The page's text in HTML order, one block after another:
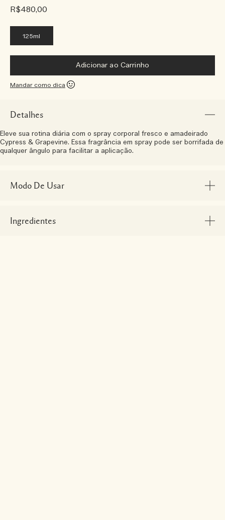
R$480,00
125ml
Adicionar ao Carrinho
Mandar como dica
Detalhes
Eleve sua rotina diária com o spray corporal fresco e amadeirado
Cypress & Grapevine. Essa fragrância em spray pode ser borrifada de
qualquer ângulo para facilitar a aplicação.
Modo De Usar
Ingredientes